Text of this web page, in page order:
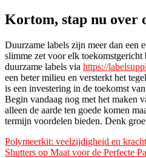
Kortom, stap nu over
Duurzame labels zijn meer dan een
slimme zet voor elk
duurzame labels via https://
een beter milieu en versterkt het
is een investering in de toekomst
Begin vandaag nog met het maken
alleen de aarde ten goede komen
termijn voordelen bieden. Denk
Polymeerkit: veelzijdigheid en
Shutters op Maat voor de Perfecte